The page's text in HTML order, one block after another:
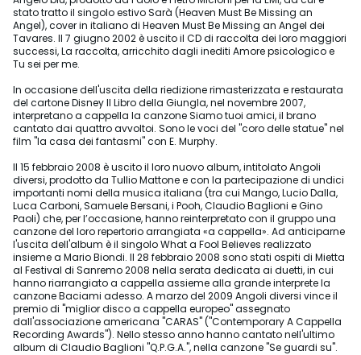
stato tratto il singolo estivo Sarà (Heaven Must Be Missing an
Angel), cover in italiano di Heaven Must Be Missing an Angel dei
Tavares. Il 7 giugno 2002 è uscito il CD di raccolta dei loro maggiori
successi, La raccolta, arricchito dagli inediti Amore psicologico e
Tu sei per me.
In occasione dell'uscita della riedizione rimasterizzata e restaurata
del cartone Disney Il Libro della Giungla, nel novembre 2007,
interpretano a cappella la canzone Siamo tuoi amici, il brano
cantato dai quattro avvoltoi. Sono le voci del "coro delle statue" nel
film "la casa dei fantasmi" con E. Murphy.
Il 15 febbraio 2008 è uscito il loro nuovo album, intitolato Angoli
diversi, prodotto da Tullio Mattone e con la partecipazione di undici
importanti nomi della musica italiana (tra cui Mango, Lucio Dalla,
Luca Carboni, Samuele Bersani, i Pooh, Claudio Baglioni e Gino
Paoli) che, per l’occasione, hanno reinterpretato con il gruppo una
canzone del loro repertorio arrangiata «a cappella». Ad anticiparne
l'uscita dell'album è il singolo What a Fool Believes realizzato
insieme a Mario Biondi. Il 28 febbraio 2008 sono stati ospiti di Mietta
al Festival di Sanremo 2008 nella serata dedicata ai duetti, in cui
hanno riarrangiato a cappella assieme alla grande interprete la
canzone Baciami adesso. A marzo del 2009 Angoli diversi vince il
premio di "miglior disco a cappella europeo" assegnato
dall'associazione americana "CARAS" ("Contemporary A Cappella
Recording Awards"). Nello stesso anno hanno cantato nell'ultimo
album di Claudio Baglioni "Q.P.G.A.", nella canzone "Se guardi su".